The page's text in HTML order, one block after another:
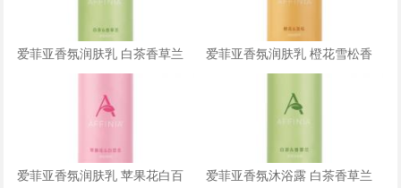
爱菲亚香氛润肤乳 白茶香草兰
爱菲亚香氛润肤乳 橙花雪松香
爱菲亚香氛润肤乳 苹果花白百
爱菲亚香氛沐浴露 白茶香草兰